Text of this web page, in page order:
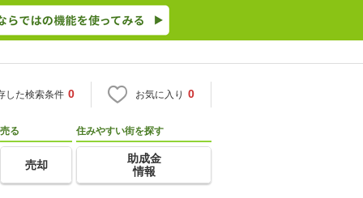
した検索条件 0 お気に入り 0
売る
売却
住みやすい街を探す
助成金
情報